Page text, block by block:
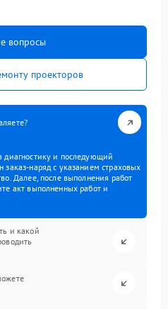
вопросы
проекторов
диагностику и последующий
заказ-наряд с указанием страховых
Далее, после выполнения работ
акт выполненных работ и
и какой